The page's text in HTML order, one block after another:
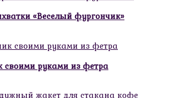
«Веселый фургончик»
своими руками из фетра